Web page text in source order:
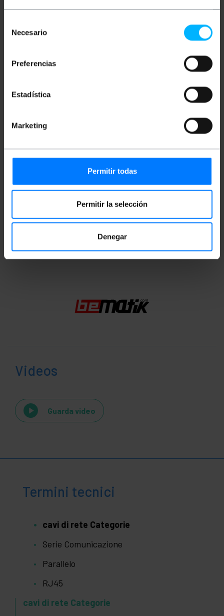
Necesario
Preferencias
Estadística
Marketing
Permitir todas
Permitir la selección
Denegar
ciascuno dei pin del connettore RJ45, per eseguire il
pin-out con il connettore DB25M. Non richiede alcun
automaticamente quando vengono inseriti in
ciascun pin del connettore DB25M. Utile per
coconnessioni alla porta RS-232. Utile anche per
Peso lordo: 30 g
Numero di pacchi: 1
Videos
Guarda video
Termini tecnici
cavi di rete Categorie
Serie Comunicazione
Parallelo
RJ45
cavi di rete Categorie